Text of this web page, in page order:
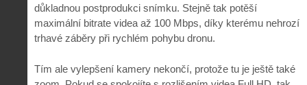
důkladnou postprodukci snímku. Stejně tak potěší
maximální bitrate videa až 100 Mbps, díky kterému nehrozí
trhavé záběry při rychlém pohybu dronu.
Tím ale vylepšení kamery nekončí, protože tu je ještě také